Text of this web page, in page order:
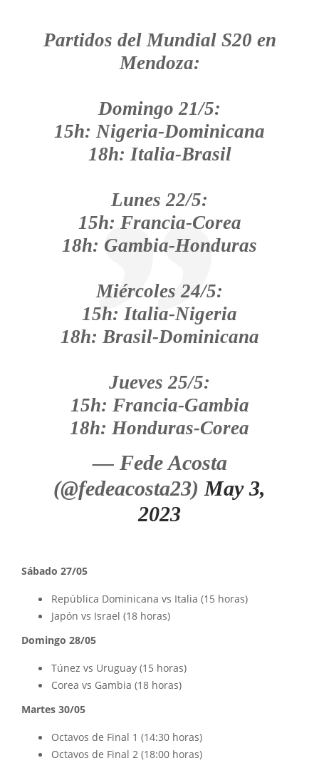
Partidos del Mundial S20 en
Mendoza:
Domingo 21/5:
15h: Nigeria-Dominicana
18h: Italia-Brasil
Lunes 22/5:
15h: Francia-Corea
18h: Gambia-Honduras
Miércoles 24/5:
15h: Italia-Nigeria
18h: Brasil-Dominicana
Jueves 25/5:
15h: Francia-Gambia
18h: Honduras-Corea
— Fede Acosta
(@fedeacosta23) May 3,
2023
Sábado 27/05
República Dominicana vs Italia (15 horas)
Japón vs Israel (18 horas)
Domingo 28/05
Túnez vs Uruguay (15 horas)
Corea vs Gambia (18 horas)
Martes 30/05
Octavos de Final 1 (14:30 horas)
Octavos de Final 2 (18:00 horas)